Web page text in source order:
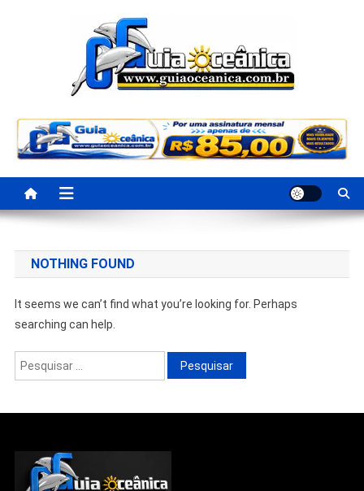
Portal Guia Oceanica
NOTHING FOUND
It seems we can’t find what you’re looking for. Perhaps
searching can help.